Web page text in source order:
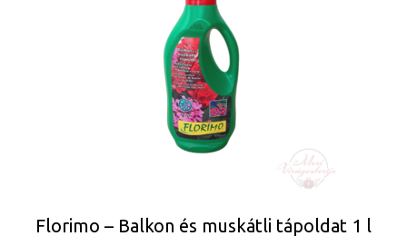
Florimo – Balkon és muskátli tápoldat 1 l